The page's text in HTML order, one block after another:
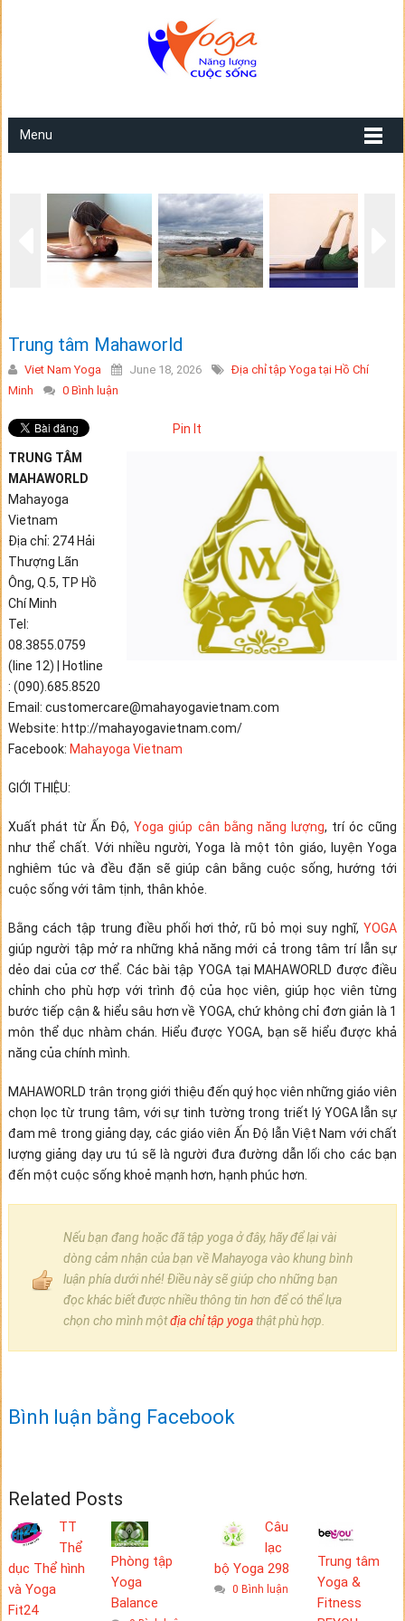
Menu
Trung tâm Mahaworld
Viet Nam Yoga June 18, 2026
Địa chỉ tập Yoga tại Hồ Chí
Minh
0 Bình luận
Pin It
TRUNG TÂM
MAHAWORLD
Mahayoga
Vietnam
Địa chỉ: 274 Hải
Thượng Lãn
Ông, Q.5, TP Hồ
Chí Minh
Tel:
08.3855.0759
(line 12) | Hotline
: (090).685.8520
Email: customercare@mahayogavietnam.com
Website: http://mahayogavietnam.com/
Facebook: Mahayoga Vietnam
GIỚI THIỆU:
Xuất phát từ Ấn Độ,Yoga giúp cân bằng năng lượng, trí óc cũng
như thể chất. Với nhiều người, Yoga là một tôn giáo, luyện Yoga
nghiêm túc và đều đặn sẽ giúp cân bằng cuộc sống, hướng tới
cuộc sống với tâm tịnh, thân khỏe.
Bằng cách tập trung điều phối hơi thở, rũ bỏ mọi suy nghĩ,YOGA
giúp người tập mở ra những khả năng mới cả trong tâm trí lẫn sự
dẻo dai của cơ thể. Các bài tập YOGA tại MAHAWORLD được điều
chỉnh cho phù hợp với trình độ của học viên, giúp học viên từng
bước tiếp cận & hiểu sâu hơn về YOGA, chứ không chỉ đơn giản là 1
môn thể dục nhàm chán. Hiểu được YOGA, bạn sẽ hiểu được khả
năng của chính mình.
MAHAWORLD trân trọng giới thiệu đến quý học viên những giáo viên
chọn lọc từ trung tâm, với sự tinh tường trong triết lý YOGA lẫn sự
đam mê trong giảng dạy, các giáo viên Ấn Độ lẫn Việt Nam với chất
lượng giảng dạy ưu tú sẽ là người đưa đường dẫn lối cho các bạn
đến một cuộc sống khoẻ mạnh hơn, hạnh phúc hơn.
Nếu bạn đang hoặc đã tập yoga ở đây, hãy để lại vài
dòng cảm nhận của bạn về Mahayoga vào khung bình
luận phía dưới nhé! Điều này sẽ giúp cho những bạn
đọc khác biết được nhiều thông tin hơn để có thể lựa
chọn cho mình mộtđịa chỉ tập yogathật phù hợp.
Bình luận bằng Facebook
Related Posts
TT
Thể
dục Thể hình
và Yoga
Fit24
Phòng tập
Yoga
Balance
Câu
lạc
bộ Yoga 298
0 Bình luận
Trung tâm
Yoga &
Fitness